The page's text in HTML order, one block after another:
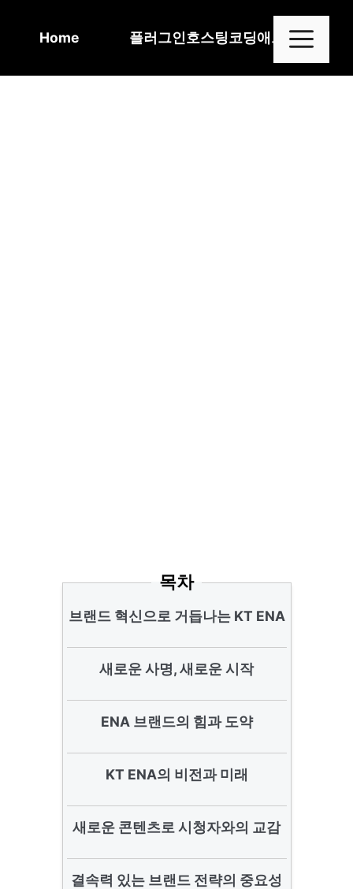
Home 플러그인호스팅코딩애드센스
목차
브랜드 혁신으로 거듭나는 KT ENA
새로운 사명, 새로운 시작
ENA 브랜드의 힘과 도약
KT ENA의 비전과 미래
새로운 콘텐츠로 시청자와의 교감
결속력 있는 브랜드 전략의 중요성